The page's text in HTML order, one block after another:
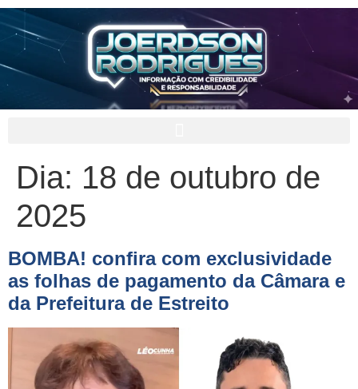
Dia: 18 de outubro de
2025
BOMBA! confira com exclusividade
as folhas de pagamento da Câmara e
da Prefeitura de Estreito